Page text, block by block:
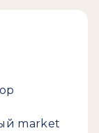
market